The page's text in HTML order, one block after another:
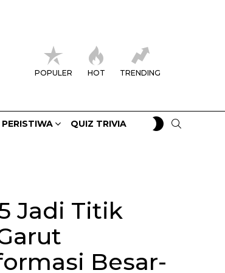
POPULER HOT TRENDING
PERISTIWA QUIZ TRIVIA
SWITCH
SKIN
Jadi Titik
Besar-